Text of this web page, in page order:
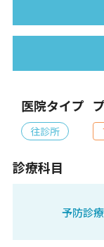
医院タイプ
往診所
診療科目
予防診療